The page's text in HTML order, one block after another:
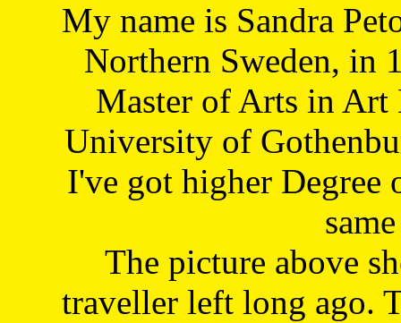
My name is Sandra
Northern Sweden, in
Master of Arts in Art
University of
I've got higher Degree
The picture above
traveller left long ago.